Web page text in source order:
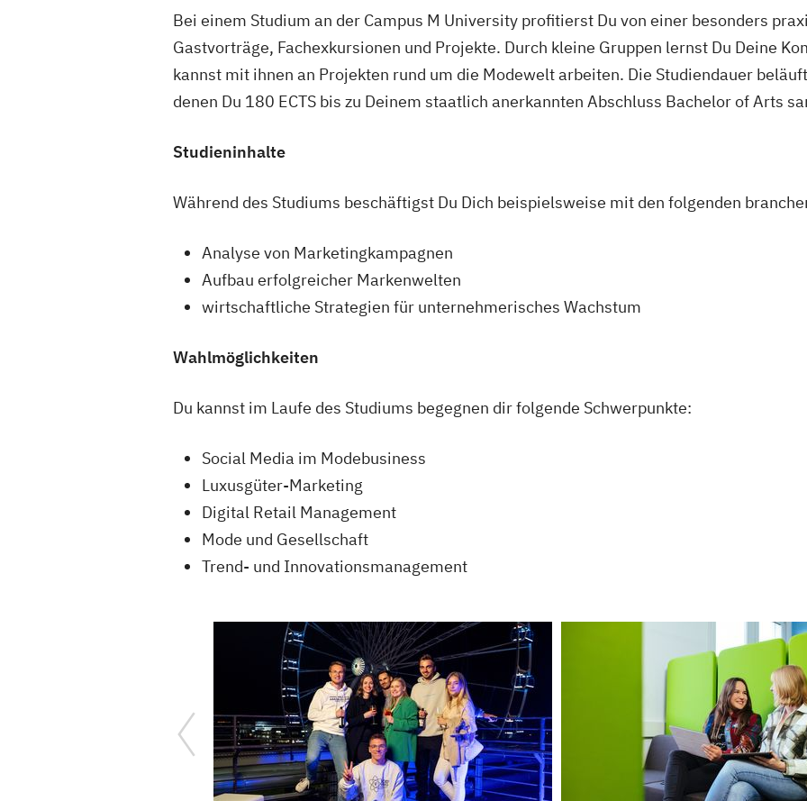
Bei einem Studium an der Campus M University profitierst Du von einer besonders
Gastvorträge, Fachexkursionen und Projekte. Durch kleine Gruppen lernst Du Deine
kannst mit ihnen an Projekten rund um die Modewelt arbeiten. Die Studiendauer
denen Du 180 ECTS bis zu Deinem staatlich anerkannten Abschluss Bachelor of Arts
Studieninhalte
Während des Studiums beschäftigst Du Dich beispielsweise mit den folgenden
Analyse von Marketingkampagnen
Aufbau erfolgreicher Markenwelten
wirtschaftliche Strategien für unternehmerisches Wachstum
Wahlmöglichkeiten
Du kannst im Laufe des Studiums begegnen dir folgende Schwerpunkte:
Social Media im Modebusiness
Luxusgüter-Marketing
Digital Retail Management
Mode und Gesellschaft
Trend- und Innovationsmanagement